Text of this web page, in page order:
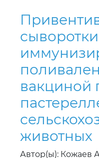
вакциной
животных
Автор(ы): Кожаев